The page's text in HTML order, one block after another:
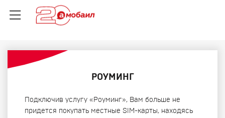
РОУМИНГ
Подключив услугу «Роуминг», Вам больше не
придется покупать местные SIM-карты, находясь